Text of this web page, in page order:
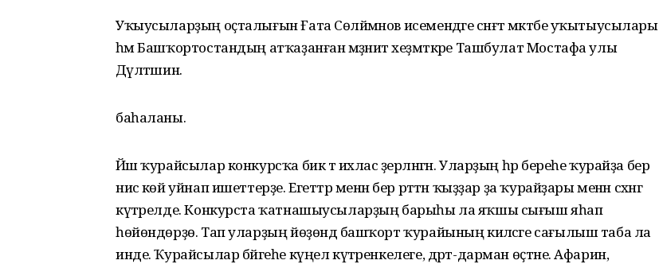
Уҡыусыларҙың оҫталығын Ғата Сөләймәнов исемендәге сәнғәт мәктәбе уҡытыусылары
һәм Башҡортостандың атҡаҙанған мәҙәниәт хеҙмәткәре Ташбулат Мостафа улы
Дәүләтшин.
баһаланы.
Йәш ҡурайсылар конкурсҡа бик тә ихлас әҙерләнгән. Уларҙың һәр береһе ҡурайҙа бер
нисә көй уйнап ишеттерҙе. Егеттәр менән бер рәттән ҡыҙҙар ҙа ҡурайҙары менән сәхнәгә
күтәрелде. Конкурста ҡатнашыусыларҙың барыһы ла яҡшы сығыш яһап
һөйөндөрҙө. Тап уларҙың йөҙөндә башҡорт ҡурайының киләсәге сағылыш таба ла
инде. Ҡурайсылар бәйгеһе күңел күтәренкелеге, дәрт-дарман өҫтәне. Афарин,